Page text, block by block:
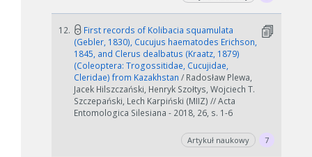
12.
First records of Kolibacia squamulata
(Gebler, 1830), Cucujus haematodes Erichson,
1845, and Clerus dealbatus (Kraatz, 1879)
(Coleoptera: Trogossitidae, Cucujidae,
Cleridae) from Kazakhstan / Radosław Plewa,
Jacek Hilszczański, Henryk Szołtys, Wojciech T.
Szczepański, Lech Karpiński (MIIZ) // Acta
Entomologica Silesiana - 2018, 26, s. 1-6
Artykuł naukowy 7